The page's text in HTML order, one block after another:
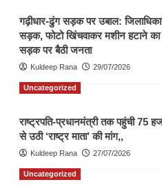
गढ़ीधार-ढुंग सड़क पर उबाल:
सड़क, फोटो खिंचवाकर मशीन हटाने
सड़क पर बैठी जनता
Kuldeep Rana 29/07/2026
Uncategorized
राष्ट्रपति-प्रधानमंत्री तक पहुंची 75
से उठी ‘राष्ट्र माता’ की मांग,,
Kuldeep Rana 27/07/2026
Uncategorized